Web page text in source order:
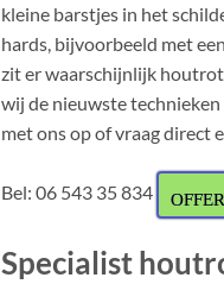
kleine barstjes in het
hards, bijvoorbeeld met
zit er waarschijnlijk
wij de nieuwste
met ons op of vraag direct
Bel: 06 543 35 834
Specialist